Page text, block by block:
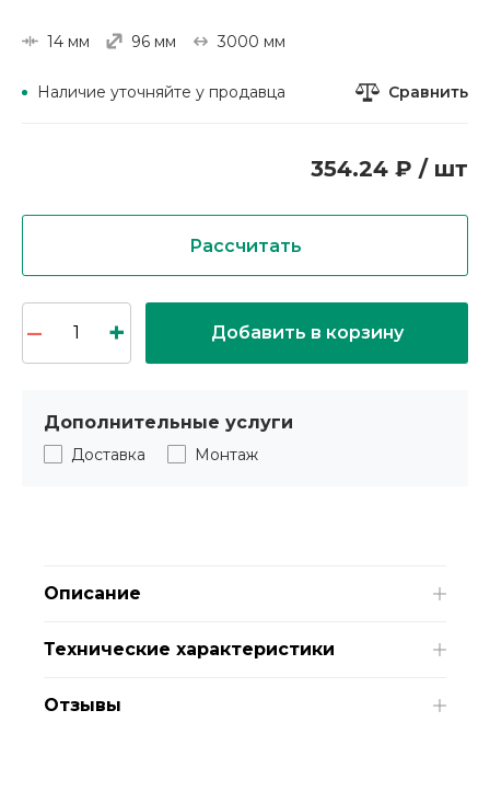
14 мм 96 мм 3000 мм
Наличие уточняйте у продавца Сравнить
354.24 ₽ / шт
Рассчитать
Добавить в корзину
Дополнительные услуги
Доставка Монтаж
Описание
Технические характеристики
Отзывы